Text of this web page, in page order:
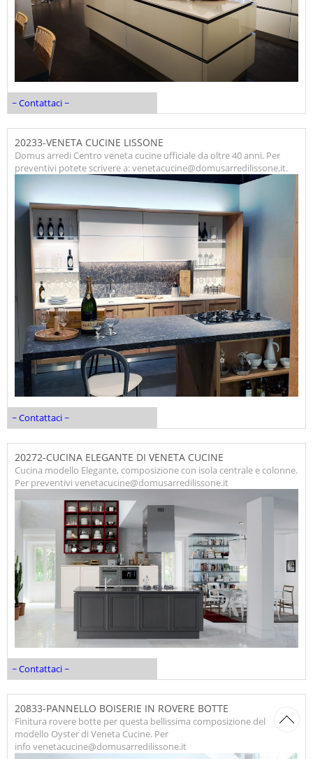
~ Contattaci ~
20233-VENETA CUCINE LISSONE
Domus arredi Centro veneta cucine ufficiale da oltre 40 anni. Per
preventivi potete scrivere a: venetacucine@domusarredilissone.it.
~ Contattaci ~
20272-CUCINA ELEGANTE DI VENETA CUCINE
Cucina modello Elegante, composizione con isola centrale e colonne.
Per preventivi venetacucine@domusarredilissone.it
~ Contattaci ~
20833-PANNELLO BOISERIE IN ROVERE BOTTE
Finitura rovere botte per questa bellissima composizione del
modello Oyster di Veneta Cucine. Per
info venetacucine@domusarredilissone.it